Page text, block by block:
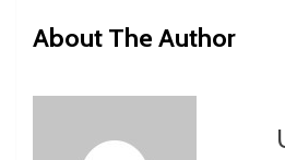
About The Author